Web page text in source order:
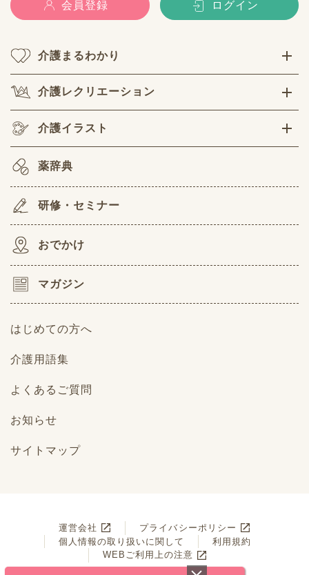
会員登録 ログイン
介護まるわかり
介護レクリエーション
介護イラスト
薬辞典
研修・セミナー
おでかけ
マガジン
はじめての方へ
介護用語集
よくあるご質問
お知らせ
サイトマップ
運営会社
プライバシーポリシー
個人情報の取り扱いに関して
利用規約
WEBご利用上の注意